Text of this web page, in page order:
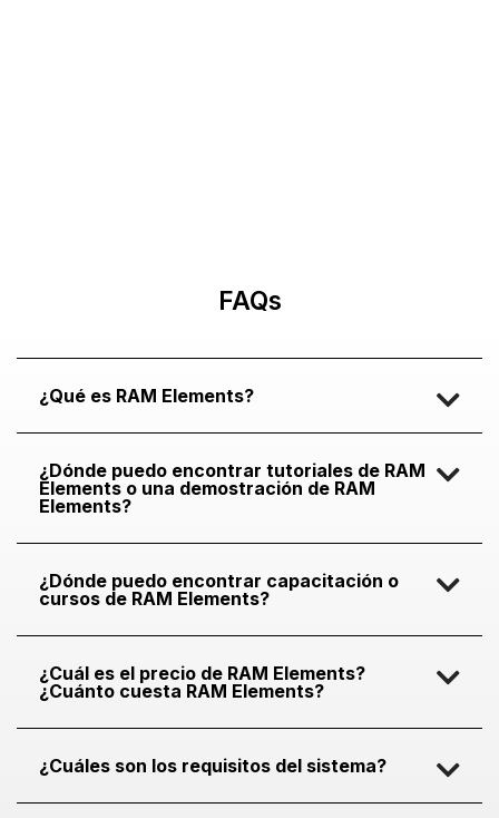
FAQs
¿Qué es RAM Elements?
¿Dónde puedo encontrar tutoriales de RAM
Elements o una demostración de RAM
Elements?
¿Dónde puedo encontrar capacitación o
cursos de RAM Elements?
¿Cuál es el precio de RAM Elements?
¿Cuánto cuesta RAM Elements?
¿Cuáles son los requisitos del sistema?